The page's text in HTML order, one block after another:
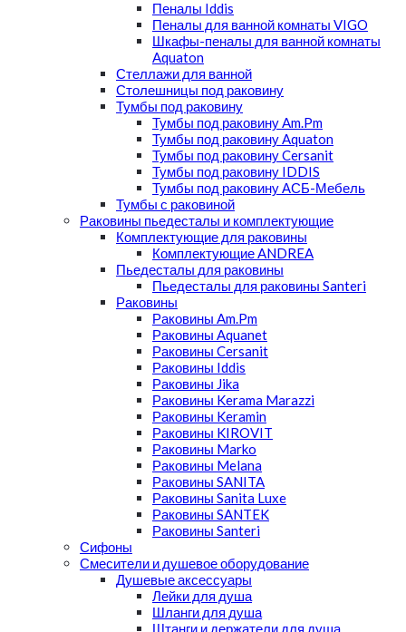
Пеналы Iddis
Пеналы для ванной комнаты VIGO
Шкафы-пеналы для ванной комнаты
Aquaton
Стеллажи для ванной
Столешницы под раковину
Тумбы под раковину
Тумбы под раковину Am.Pm
Тумбы под раковину Aquaton
Тумбы под раковину Cersanit
Тумбы под раковину IDDIS
Тумбы под раковину АСБ-Мебель
Тумбы с раковиной
Раковины пьедесталы и комплектующие
Комплектующие для раковины
Комплектующие ANDREA
Пьедесталы для раковины
Пьедесталы для раковины Santeri
Раковины
Раковины Am.Pm
Раковины Aquanet
Раковины Cersanit
Раковины Iddis
Раковины Jika
Раковины Kerama Marazzi
Раковины Keramin
Раковины KIROVIT
Раковины Marko
Раковины Melana
Раковины SANITA
Раковины Sanita Luxe
Раковины SANTEK
Раковины Santeri
Сифоны
Смесители и душевое оборудование
Душевые аксессуары
Лейки для душа
Шланги для душа